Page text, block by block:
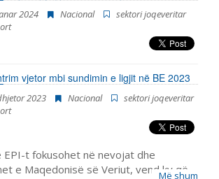
në funksionimin e institucioneve
reformën e administratës publike dhe
23: Gjyqësori dhe të drejtat themelore.
2024 Nacional
sektori joqeveritar
vjetor mbi sundimin e ligjit në BE 2023
2023 Nacional
sektori joqeveritar
EPI-t fokusohet në nevojat dhe
e Maqedonisë së Veriut, vend ky që
Më shum